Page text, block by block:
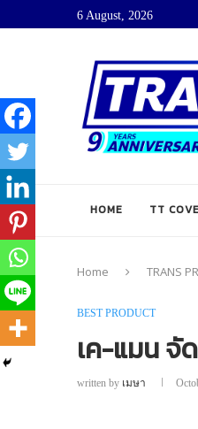
6 August, 2026
HOME TT
Home TRANS
BEST PRODUCT
เค-แมน จั
written by เมษา